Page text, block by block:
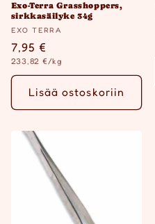
Exo-Terra Grasshoppers,
sirkkasäilyke 34g
Myyjä:
EXO TERRA
Normaalihinta
7,95 €
Yksikköhinta
233,82 €/kg
Lisää ostoskoriin